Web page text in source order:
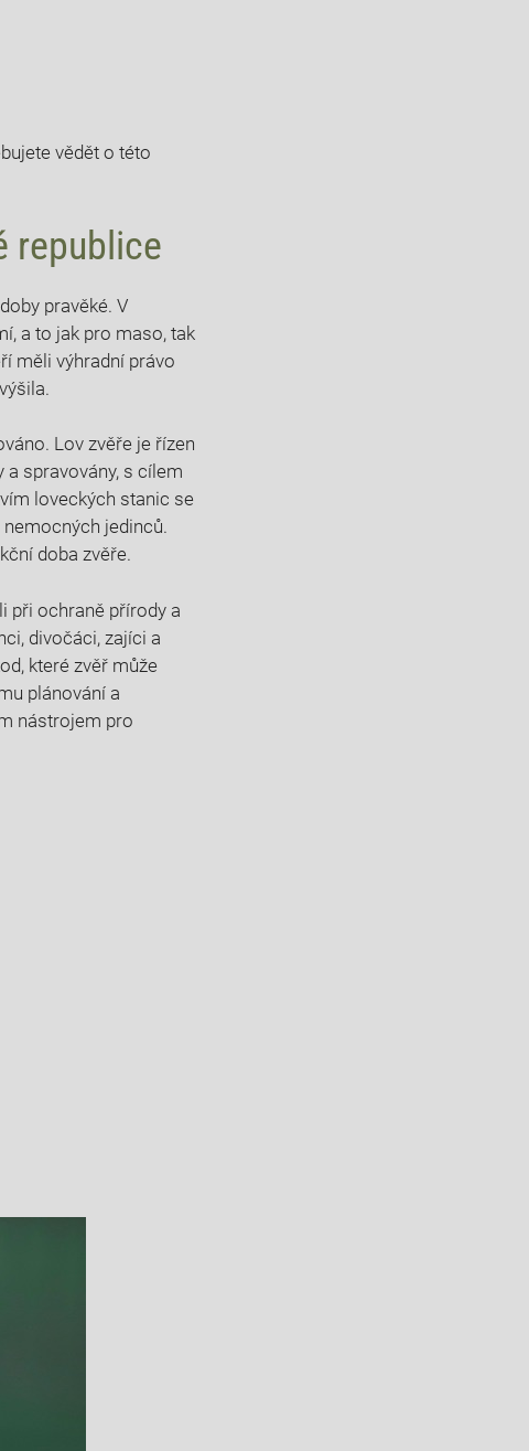
vědět o⁤ této
republice
pravěké. V‍
a to jak pro ⁤maso, tak
⁤měli výhradní právo⁤
Lov‌ zvěře je řízen
a spravovány, s cílem‍
loveckých stanic se
jedinců.
doba ​zvěře.
při ochraně přírody⁤ a⁤
divočáci, zajíci a
které zvěř může
plánování‍ a
nástrojem pro